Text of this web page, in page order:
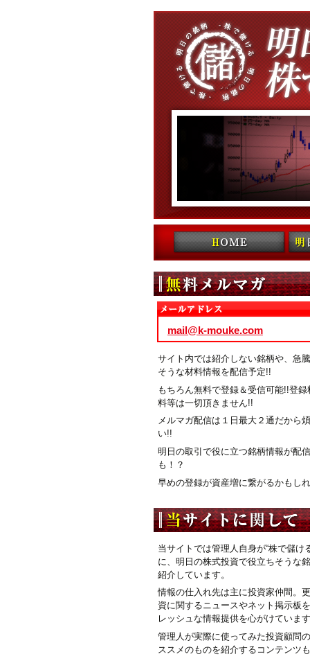
コンテンツへ移動
mail@k-mouke.com
サイト内では紹介しない銘柄や、急
そうな材料情報を配信予定!!
もちろん無料で登録＆受信可能!!登録
料等は一切頂きません!!
メルマガ配信は１日最大２通だから
い!!
明日の取引で役に立つ銘柄情報が配
も！？
早めの登録が資産増に繋がるかもし
当サイトでは管理人自身が“株で儲け
に、明日の株式投資で役立ちそうな
紹介しています。
情報の仕入れ先は主に投資家仲間。
資に関するニュースやネット掲示板
レッシュな情報提供を心がけていま
管理人が実際に使ってみた投資顧問
ススメのものを紹介するコンテンツ